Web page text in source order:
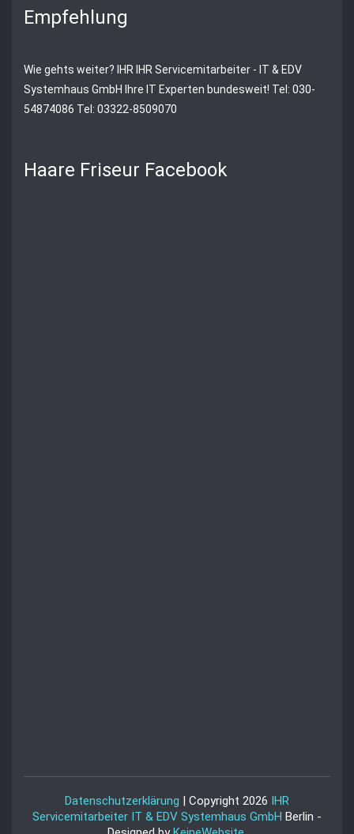
Empfehlung
Wie gehts weiter? IHR IHR Servicemitarbeiter - IT & EDV
Systemhaus GmbH
Ihre IT Experten bundesweit! Tel: 030-
54874086 Tel: 03322-8509070
Haare Friseur Facebook
Datenschutzerklärung | Copyright 2026 IHR
Servicemitarbeiter IT & EDV Systemhaus GmbH Berlin -